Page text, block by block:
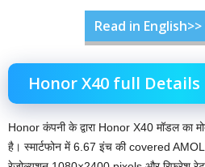
Read in English>>
Honor X40 full Details
Honor कंपनी के द्वारा Honor X40 मॉडल का
है। स्मार्टफोन में 6.67 इंच की covered